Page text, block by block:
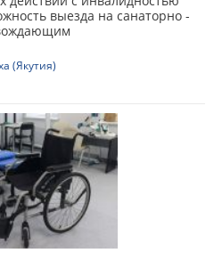
выезда на санаторно -
(Якутия)